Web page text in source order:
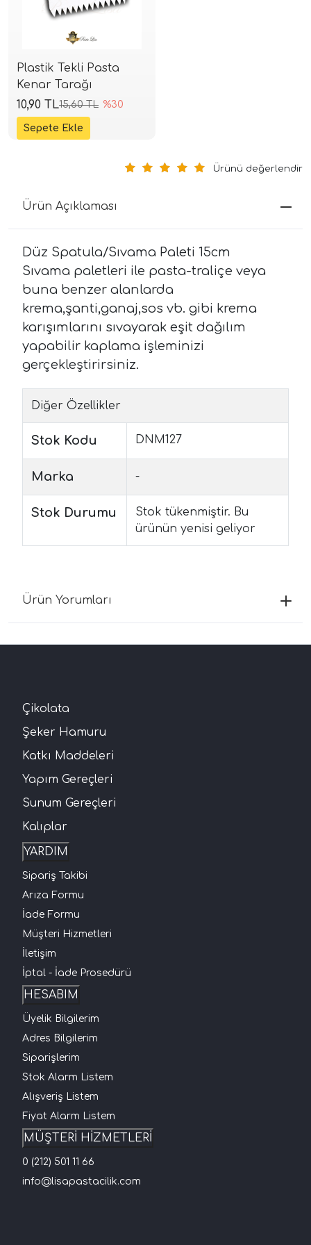
Plastik Tekli Pasta
Kenar Tarağı
15,60 TL %30
10,90 TL
Ürünü değerlendir
Ürün Açıklaması
Düz Spatula/Sıvama Paleti 15cm
Sıvama paletleri ile pasta-traliçe veya
buna benzer alanlarda
krema,şanti,ganaj,sos vb. gibi krema
karışımlarını sıvayarak eşit dağılım
yapabilir kaplama işleminizi
gerçekleştirirsiniz.
Diğer Özellikler
Stok Kodu DNM127
Marka -
Stok Durumu
Stok tükenmiştir. Bu
ürünün yenisi geliyor
Ürün Yorumları
Çikolata
Şeker Hamuru
Katkı Maddeleri
Yapım Gereçleri
Sunum Gereçleri
Kalıplar
YARDIM
Sipariş Takibi
Arıza Formu
İade Formu
Müşteri Hizmetleri
İletişim
İptal - İade Prosedürü
HESABIM
Üyelik Bilgilerim
Adres Bilgilerim
Siparişlerim
Stok Alarm Listem
Alışveriş Listem
Fiyat Alarm Listem
MÜŞTERİ HİZMETLERİ
0 (212) 501 11 66
info@lisapastacilik.com